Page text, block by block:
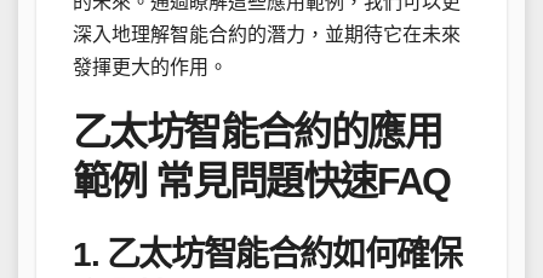
深入地理解智能合約的潛力，並期待它在未來
發揮更大的作用。
乙太坊智能合約的應用
範例 常見問題快速FAQ
1. 乙太坊智能合約如何確保